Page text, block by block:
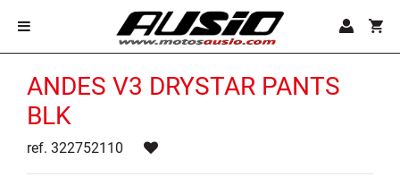
ANDES V3 DRYSTAR PANTS
BLK
ref. 322752110